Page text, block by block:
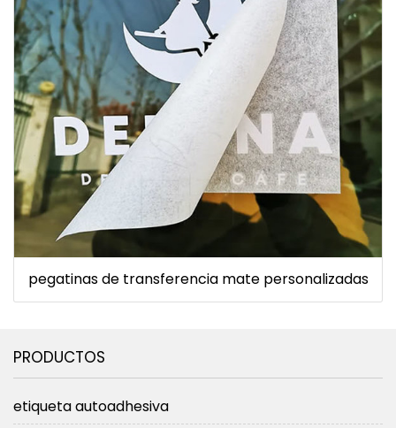
pegatinas de transferencia mate personalizadas
PRODUCTOS
etiqueta autoadhesiva